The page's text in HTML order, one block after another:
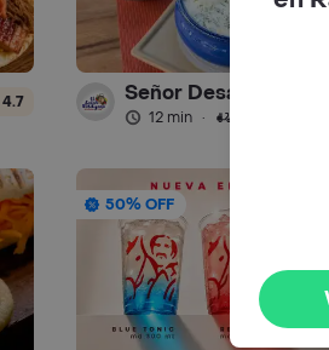
4.7 Señor Desayuno
12 min ·
50% OFF